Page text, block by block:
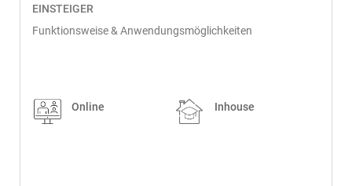
EINSTEIGER
Funktionsweise & Anwendungsmöglichkeiten
Online Inhouse